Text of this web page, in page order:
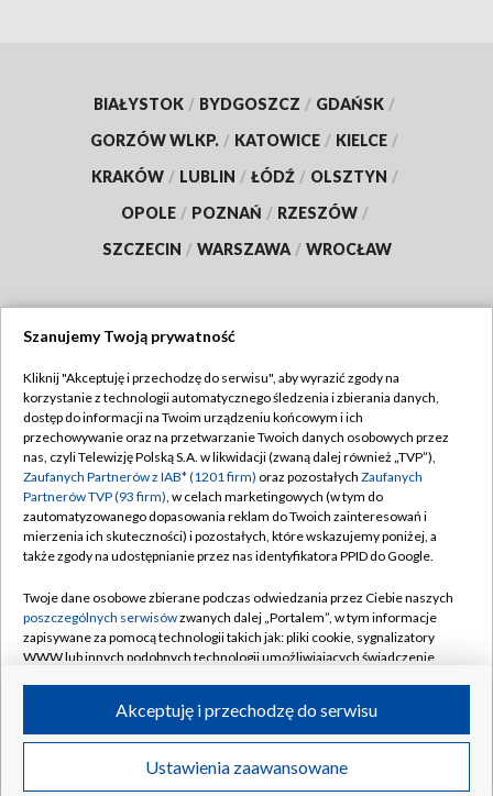
BIAŁYSTOK / BYDGOSZCZ / GDAŃSK /
GORZÓW WLKP. / KATOWICE / KIELCE /
KRAKÓW / LUBLIN / ŁÓDŹ / OLSZTYN /
OPOLE / POZNAŃ / RZESZÓW /
SZCZECIN / WARSZAWA / WROCŁAW
TVP
Abonament TVP
Emisja w TVP
Centrum informacji TVP
Naziemna Telewizja Cyfrowa
Rada Programowa
System NOS
Informacje o nadawcy
Program dla prasy
Ogłoszenie przetargowe
Regulamin TVP
Polityka prywatności
Moje zgody
Pomoc
Kontakt
Kanały
©2026 Telewizja Polska S.A. w likwidacji
Szanujemy Twoją prywatność
Kliknij "Akceptuję i przechodzę do serwisu", aby wyrazić zgody na
korzystanie z technologii automatycznego śledzenia i zbierania danych,
dostęp do informacji na Twoim urządzeniu końcowym i ich
przechowywanie oraz na przetwarzanie Twoich danych osobowych przez
nas, czyli Telewizję Polską S.A. w likwidacji (zwaną dalej również „TVP”),
Zaufanych Partnerów z IAB* (1201 firm) oraz pozostałych Zaufanych
Partnerów TVP (93 firm), w celach marketingowych (w tym do
zautomatyzowanego dopasowania reklam do Twoich zainteresowań i
mierzenia ich skuteczności) i pozostałych, które wskazujemy poniżej, a
także zgody na udostępnianie przez nas identyfikatora PPID do Google.
Twoje dane osobowe zbierane podczas odwiedzania przez Ciebie naszych
poszczególnych serwisówzwanych dalej „Portalem”, w tym informacje
zapisywane za pomocą technologii takich jak: pliki cookie, sygnalizatory
WWW lub innych podobnych technologii umożliwiających świadczenie
ruchu w Internecie.
Twoje dane osobowe zbierane podczas odwiedzania przez Ciebie
poszczególnych serwisówna Portalu, takie jak adresy IP, identyfikatory
Ustawienia zaawansowane
Akceptuję i przechodzę do serwisu